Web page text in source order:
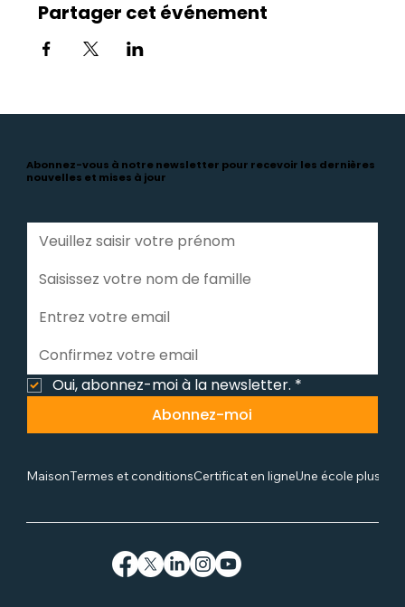
Partager cet événement
Abonnez-vous à notre newsletter pour recevoir les dernières
nouvelles et mises à jour
Oui, abonnez-moi à la newsletter. *
Abonnez-moi
MaisonTermes et conditionsCertificat en ligneUne école plus